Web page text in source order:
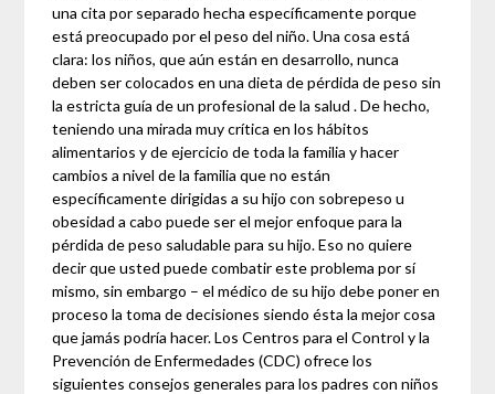
una cita por separado hecha específicamente porque
está preocupado por el peso del niño. Una cosa está
clara: los niños, que aún están en desarrollo, nunca
deben ser colocados en una dieta de pérdida de peso sin
la estricta guía de un profesional de la salud . De hecho,
teniendo una mirada muy crítica en los hábitos
alimentarios y de ejercicio de toda la familia y hacer
cambios a nivel de la familia que no están
específicamente dirigidas a su hijo con sobrepeso u
obesidad a cabo puede ser el mejor enfoque para la
pérdida de peso saludable para su hijo. Eso no quiere
decir que usted puede combatir este problema por sí
mismo, sin embargo – el médico de su hijo debe poner en
proceso la toma de decisiones siendo ésta la mejor cosa
que jamás podría hacer. Los Centros para el Control y la
Prevención de Enfermedades (CDC) ofrece los
siguientes consejos generales para los padres con niños